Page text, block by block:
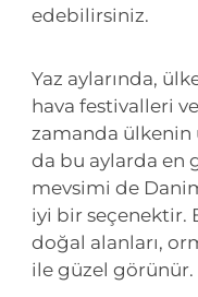
edebilirsiniz.
Yaz aylarında,
hava festivalleri
zamanda ülkenin
da bu aylarda en
mevsimi de
iyi bir seçenektir.
doğal alanları,
ile güzel görünür.